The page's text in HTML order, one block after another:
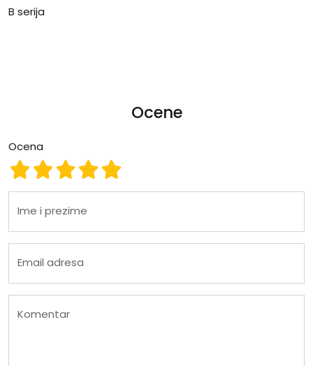
B serija
Ocene
Ocena
Ocena 5
Ocena 4
Ocena 3
Ocena 2
Ocena 1
Ime i prezime
Email adresa
Komentar